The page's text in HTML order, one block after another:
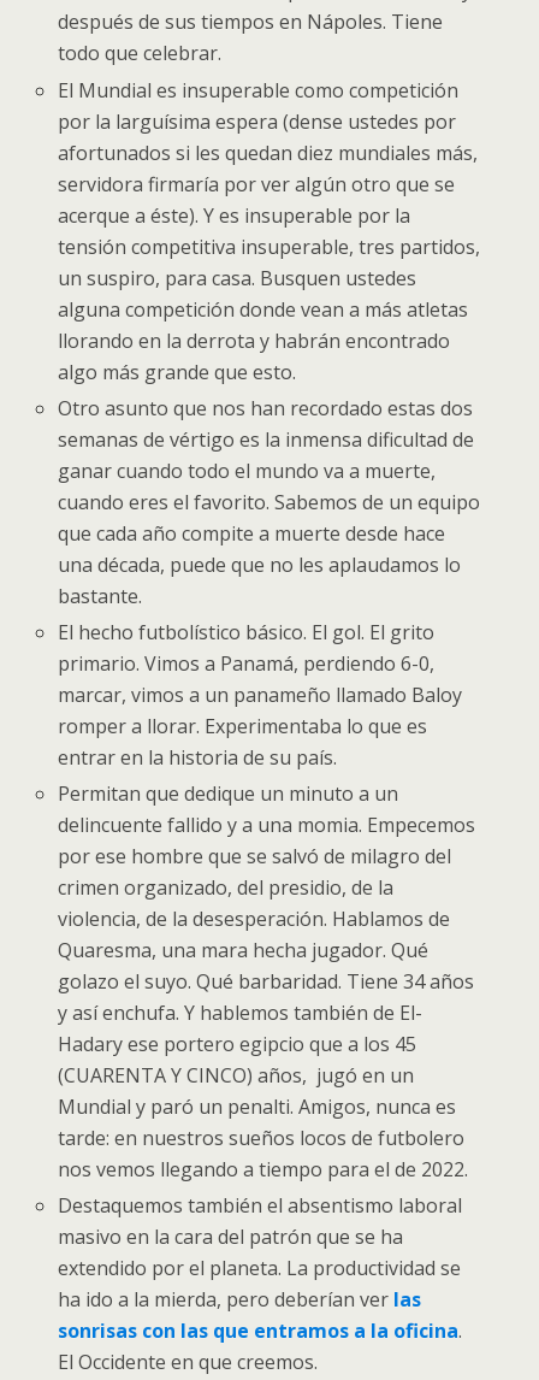
después de sus tiempos en Nápoles. Tiene
todo que celebrar.
El Mundial es insuperable como competición
por la larguísima espera (dense ustedes por
afortunados si les quedan diez mundiales más,
servidora firmaría por ver algún otro que se
acerque a éste). Y es insuperable por la
tensión competitiva insuperable, tres partidos,
un suspiro, para casa. Busquen ustedes
alguna competición donde vean a más atletas
llorando en la derrota y habrán encontrado
algo más grande que esto.
Otro asunto que nos han recordado estas dos
semanas de vértigo es la inmensa dificultad de
ganar cuando todo el mundo va a muerte,
cuando eres el favorito. Sabemos de un equipo
que cada año compite a muerte desde hace
una década, puede que no les aplaudamos lo
bastante.
El hecho futbolístico básico. El gol. El grito
primario. Vimos a Panamá, perdiendo 6-0,
marcar, vimos a un panameño llamado Baloy
romper a llorar. Experimentaba lo que es
entrar en la historia de su país.
Permitan que dedique un minuto a un
delincuente fallido y a una momia. Empecemos
por ese hombre que se salvó de milagro del
crimen organizado, del presidio, de la
violencia, de la desesperación. Hablamos de
Quaresma, una mara hecha jugador. Qué
golazo el suyo. Qué barbaridad. Tiene 34 años
y así enchufa. Y hablemos también de El-
Hadary ese portero egipcio que a los 45
(CUARENTA Y CINCO) años, jugó en un
Mundial y paró un penalti. Amigos, nunca es
tarde: en nuestros sueños locos de futbolero
nos vemos llegando a tiempo para el de 2022.
Destaquemos también el absentismo laboral
masivo en la cara del patrón que se ha
extendido por el planeta. La productividad se
ha ido a la mierda, pero deberían ver las
sonrisas con las que entramos a la oficina.
El Occidente en que creemos.